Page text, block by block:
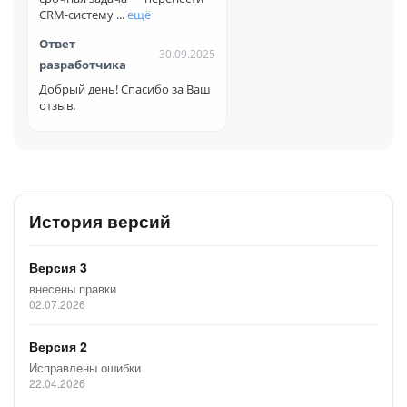
- при миграции диска переносятся файлы весом до 300 мб;
- перенос данных CRM: лиды, контакты, компании, сделки,
статусы и направления сделок, пользовательские поля
CRM;
(таймлайны);
- даты создания сущностей не сохраняются при миграции.
Логика миграции пользователей работает следующим
образом:
2. для каждого пользователя с портала 1(донор) идет поиск
на совпадение на портале 2(реципиент). Сначала идет
поиск по почте, если у пользователя нет почты или
CRM-систему ...ещё
Ответ
разработчика
30.09.2025
Добрый день! Спасибо за Ваш
отзыв.
История версий
Версия 3
внесены правки
02.07.2026
Версия 2
Исправлены ошибки
22.04.2026